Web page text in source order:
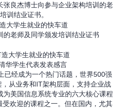
良杰博士向参与企业架构培训的老
训结业证书。
老师及同学颁发培训结业证书
华学生代表发表感言
经成为一个热门话题，世界500强
从业务和IT架构层面，支持企业战
美国信息系统专业的六大核心课程
欢迎的课程之一。但在国内，尤其